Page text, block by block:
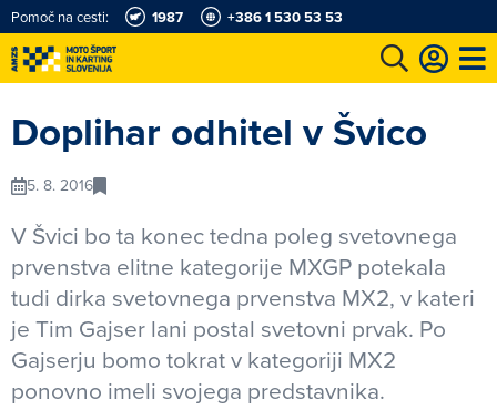
Pomoč na cesti: 1987 +386 1 530 53 53
Doplihar odhitel v Švico
5. 8. 2016
V Švici bo ta konec tedna poleg svetovnega
prvenstva elitne kategorije MXGP potekala
tudi dirka svetovnega prvenstva MX2, v kateri
je Tim Gajser lani postal svetovni prvak. Po
Gajserju bomo tokrat v kategoriji MX2
ponovno imeli svojega predstavnika.